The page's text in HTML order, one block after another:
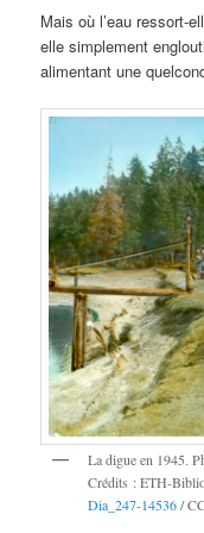
Mais où l’eau ressort-
elle simplement
alimentant une
La digue en 1945.
Crédits : ETH-
Dia_247-14536/